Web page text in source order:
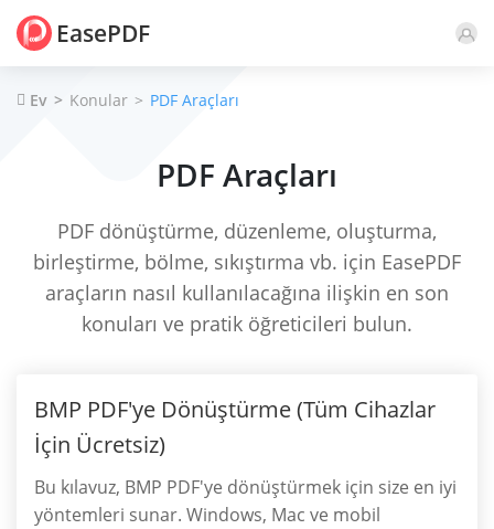
EasePDF
Ev Konular PDF Araçları
PDF Araçları
PDF dönüştürme, düzenleme, oluşturma,
birleştirme, bölme, sıkıştırma vb. için EasePDF
araçların nasıl kullanılacağına ilişkin en son
konuları ve pratik öğreticileri bulun.
BMP PDF'ye Dönüştürme (Tüm Cihazlar
İçin Ücretsiz)
Bu kılavuz, BMP PDF'ye dönüştürmek için size en iyi
yöntemleri sunar. Windows, Mac ve mobil